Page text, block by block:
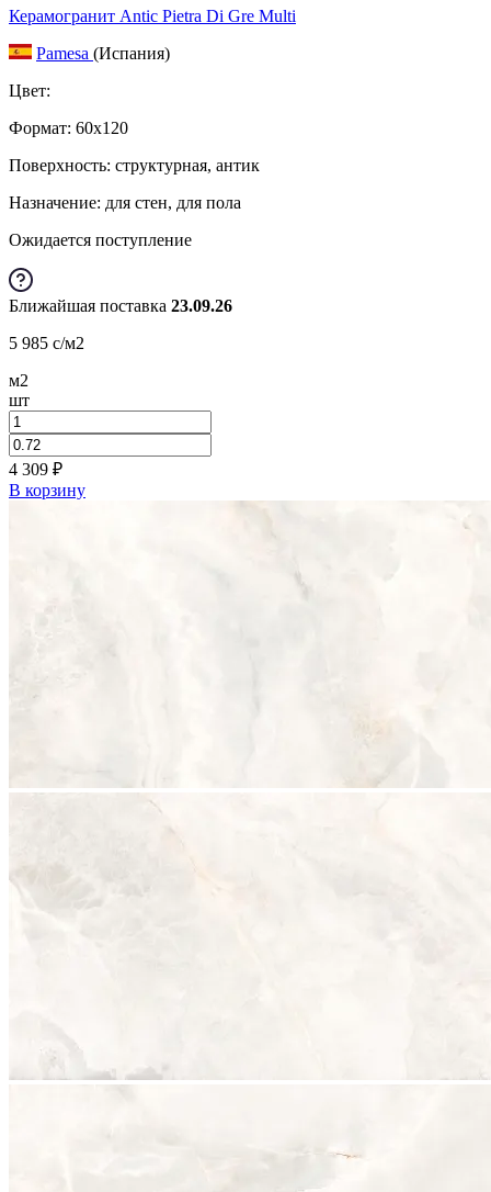
Керамогранит Antic Pietra Di Gre Multi
Pamesa (Испания)
Цвет:
Формат: 60x120
Поверхность: структурная, антик
Назначение: для стен, для пола
Ожидается поступление
Ближайшая поставка 23.09.26
5 985 c/м2
м2
шт
4 309 ₽
В корзину